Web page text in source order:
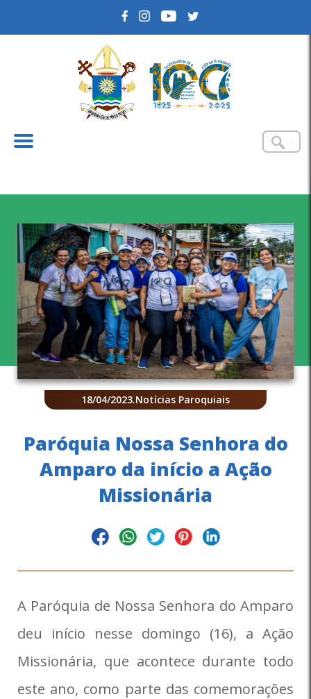
18/04/2023.Notícias Paroquiais
Paróquia Nossa Senhora do
Amparo da início a Ação
Missionária
A Paróquia de Nossa Senhora do Amparo
deu início nesse domingo (16), a Ação
Missionária, que acontece durante todo
este ano, como parte das comemorações